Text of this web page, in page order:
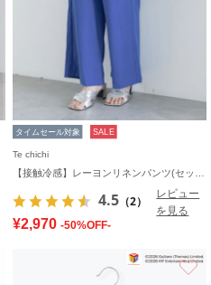
タイムセール対象 SALE
Te chichi
4.5 （2）
レビュー
を見る
¥2,970 -50%OFF-